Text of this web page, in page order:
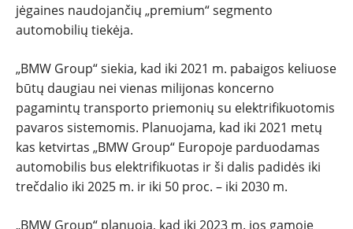
jėgaines naudojančių „premium“ segmento
automobilių tiekėja.
„BMW Group“ siekia, kad iki 2021 m. pabaigos keliuose
būtų daugiau nei vienas milijonas koncerno
pagamintų transporto priemonių su elektrifikuotomis
pavaros sistemomis. Planuojama, kad iki 2021 metų
kas ketvirtas „BMW Group“ Europoje parduodamas
automobilis bus elektrifikuotas ir ši dalis padidės iki
trečdalio iki 2025 m. ir iki 50 proc. – iki 2030 m.
„BMW Group“ planuoja, kad iki 2023 m. jos gamoje